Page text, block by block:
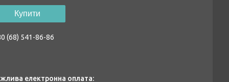
Купити
(68) 541-86-86